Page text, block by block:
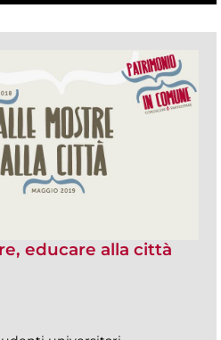
educare alla città